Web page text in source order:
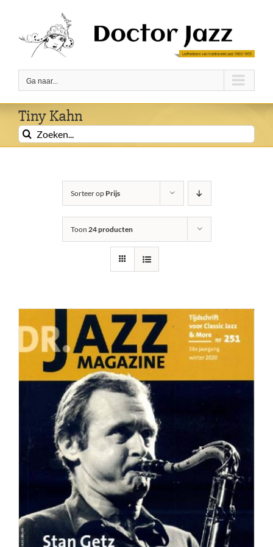
inhoud
Ga naar...
Tiny Kahn
Zoeken
naar:
Sorteer op Prijs
Toon 24 producten